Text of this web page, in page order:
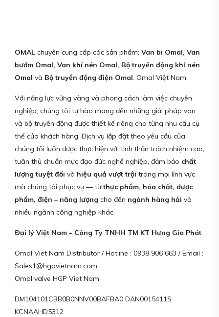
OMAL chuyên cung cấp các sản phẩm: Van bi Omal, Van
bướm Omal, Van khí nén Omal, Bộ truyền động khí nén
Omal và Bộ truyền động điện Omal. Omal Việt Nam
Với năng lực vững vàng và phong cách làm việc chuyên
nghiệp, chúng tôi tự hào mang đến những giải pháp van
và bộ truyền động được thiết kế riêng cho từng nhu cầu cụ
thể của khách hàng. Dịch vụ lắp đặt theo yêu cầu của
chúng tôi luôn được thực hiện với tinh thần trách nhiệm cao,
tuân thủ chuẩn mực đạo đức nghề nghiệp, đảm bảo chất
lượng tuyệt đối và hiệu quả vượt trội trong mọi lĩnh vực
mà chúng tôi phục vụ — từthực phẩm, hóa chất, dược
phẩm, điện – năng lượng cho đến ngành hàng hải và
nhiều ngành công nghiệp khác.
Đại lý Việt Nam – Công Ty TNHH TM KT Hưng Gia Phát
Omal Viet Nam Distributor / Hotline : 0938 906 663 / Email :
Sales1@hgpvietnam.com
Omal valve HGP Viet Nam
DM104101CBB0B0NNV00BAFBA0 DAN0015411S
KCNAAHD5312